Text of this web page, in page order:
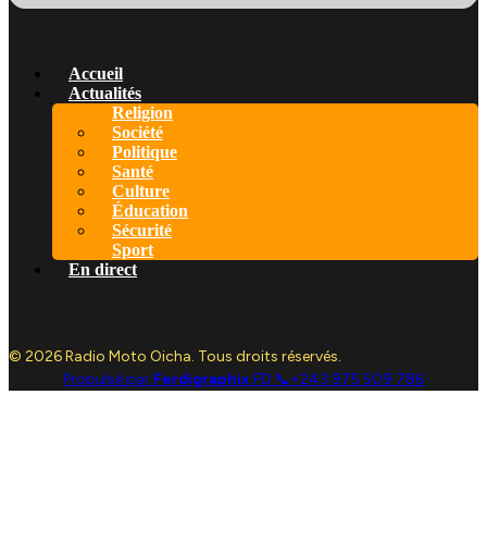
Accueil
Actualités
Religion
Société
Politique
Santé
Culture
Éducation
Sécurité
Sport
En direct
© 2026 Radio Moto Oicha. Tous droits réservés.
Propulsé par Ferdigraphix FD 📞+243 975 509 786